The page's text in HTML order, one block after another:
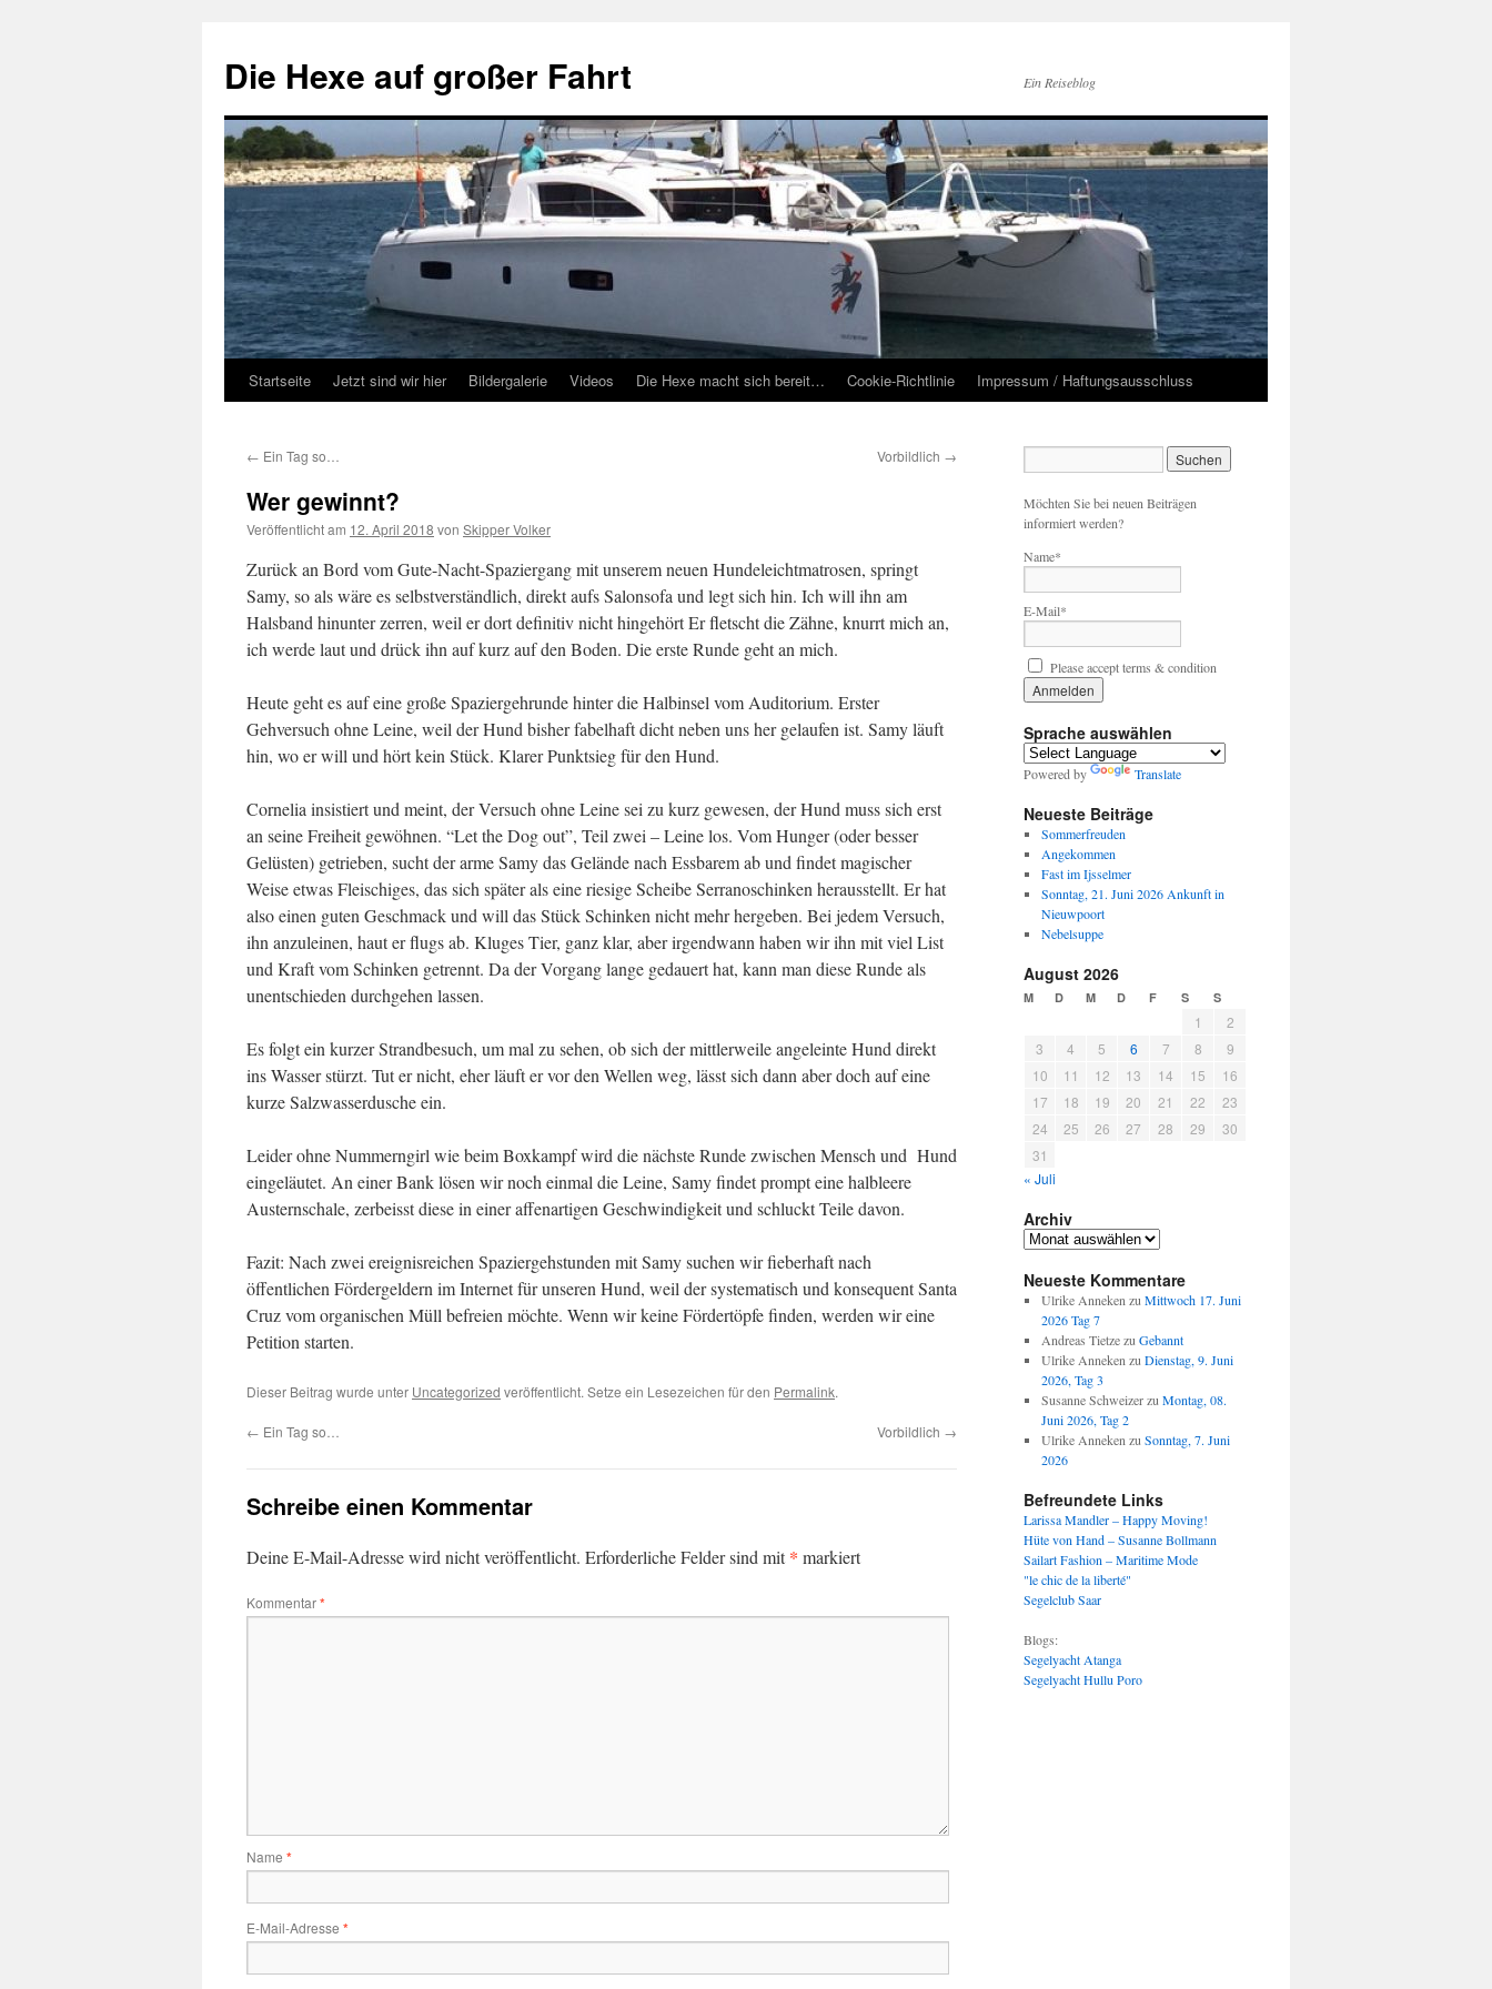
springen
Die Hexe auf großer Fahrt Ein Reiseblog
Startseite Jetzt sind wir hier Bildergalerie Videos Die Hexe macht sich bereit… Cookie-Richtlinie Impressum / Haftungsausschluss
← Ein Tag so… Vorbildlich →
Wer gewinnt?
Veröffentlicht am 12. April 2018 von Skipper Volker
Zurück an Bord vom Gute-Nacht-Spaziergang mit unserem neuen Hundeleichtmatrosen, springt
Samy, so als wäre es selbstverständlich, direkt aufs Salonsofa und legt sich hin. Ich will ihn am
Halsband hinunter zerren, weil er dort definitiv nicht hingehört Er fletscht die Zähne, knurrt mich an,
ich werde laut und drück ihn auf kurz auf den Boden. Die erste Runde geht an mich.
Heute geht es auf eine große Spaziergehrunde hinter die Halbinsel vom Auditorium. Erster
Gehversuch ohne Leine, weil der Hund bisher fabelhaft dicht neben uns her gelaufen ist. Samy läuft
hin, wo er will und hört kein Stück. Klarer Punktsieg für den Hund.
Cornelia insistiert und meint, der Versuch ohne Leine sei zu kurz gewesen, der Hund muss sich erst
an seine Freiheit gewöhnen. “Let the Dog out”, Teil zwei – Leine los. Vom Hunger (oder besser
Gelüsten) getrieben, sucht der arme Samy das Gelände nach Essbarem ab und findet magischer
Weise etwas Fleischiges, das sich später als eine riesige Scheibe Serranoschinken herausstellt. Er hat
also einen guten Geschmack und will das Stück Schinken nicht mehr hergeben. Bei jedem Versuch,
ihn anzuleinen, haut er flugs ab. Kluges Tier, ganz klar, aber irgendwann haben wir ihn mit viel List
und Kraft vom Schinken getrennt. Da der Vorgang lange gedauert hat, kann man diese Runde als
unentschieden durchgehen lassen.
Es folgt ein kurzer Strandbesuch, um mal zu sehen, ob sich der mittlerweile angeleinte Hund direkt
ins Wasser stürzt. Tut er nicht, eher läuft er vor den Wellen weg, lässt sich dann aber doch auf eine
kurze Salzwasserdusche ein.
Leider ohne Nummerngirl wie beim Boxkampf wird die nächste Runde zwischen Mensch und Hund
eingeläutet. An einer Bank lösen wir noch einmal die Leine, Samy findet prompt eine halbleere
Austernschale, zerbeisst diese in einer affenartigen Geschwindigkeit und schluckt Teile davon.
Fazit: Nach zwei ereignisreichen Spaziergehstunden mit Samy suchen wir fieberhaft nach
öffentlichen Fördergeldern im Internet für unseren Hund, weil der systematisch und konsequent Santa
Cruz vom organischen Müll befreien möchte. Wenn wir keine Fördertöpfe finden, werden wir eine
Petition starten.
Dieser Beitrag wurde unter Uncategorized veröffentlicht. Setze ein Lesezeichen für den Permalink.
← Ein Tag so… Vorbildlich →
Schreibe einen Kommentar
Deine E-Mail-Adresse wird nicht veröffentlicht. Erforderliche Felder sind mit* markiert
Kommentar*
Name *
E-Mail-Adresse *
Möchten Sie bei neuen Beiträgen
informiert werden?
Name*
E-Mail*
Please accept terms & condition
Sprache auswählen
Powered by Translate
Neueste Beiträge
Sommerfreuden
Angekommen
Fast im Ijsselmer
Sonntag, 21. Juni 2026 Ankunft in
Nieuwpoort
Nebelsuppe
August 2026
M D M D F S S
1
2
3
4 5 6 7 8
9
10
11 12 13 14 15
16
17
18 19 20 21 22
23
24
25 26 27 28 29
30
31
« Juli
Archiv
Archiv
Neueste Kommentare
Ulrike AnnekenzuMittwoch 17. Juni
2026 Tag 7
Andreas TietzezuGebannt
Ulrike AnnekenzuDienstag, 9. Juni
2026, Tag 3
Susanne SchweizerzuMontag, 08.
Juni 2026, Tag 2
Ulrike AnnekenzuSonntag, 7. Juni
2026
Befreundete Links
Larissa Mandler – Happy Moving!
Hüte von Hand – Susanne Bollmann
Sailart Fashion – Maritime Mode
"le chic de la liberté"
Segelclub Saar
Blogs:
Segelyacht Atanga
Segelyacht Hullu Poro